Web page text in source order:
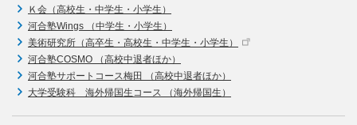
Ｋ会（高校生・中学生・小学生）
河合塾Wings （中学生・小学生）
美術研究所（高卒生・高校生・中学生・小学生）
河合塾COSMO （高校中退者ほか）
河合塾サポートコース梅田 （高校中退者ほか）
大学受験科 海外帰国生コース （海外帰国生）